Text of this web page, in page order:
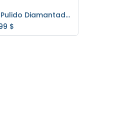
Agregar al carrito Taco Pulido Diamantado Gr.120 61975 Rubí
$